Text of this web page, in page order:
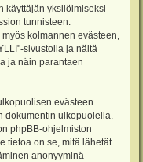
käyttäjän yksilöimiseksi
tunnisteen.
kolmannen evästeen,
sivustolla ja näitä
ja näin parantaen
evästeen
dokumentin ulkopuolella.
phpBB-ohjelmiston
tietoa on se, mitä lähetät.
anonyyminä